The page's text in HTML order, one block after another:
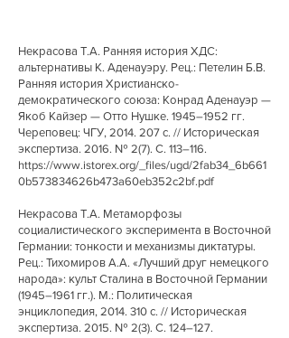
Некрасова Т.А. Ранняя история ХДС:
альтернативы К. Аденауэру. Рец.: Петелин Б.В.
Ранняя история Христианско-
демократического союза: Конрад Аденауэр —
Якоб Кайзер — Отто Нушке. 1945–1952 гг.
Череповец: ЧГУ, 2014. 207 с. // Историческая
экспертиза. 2016. № 2(7). С. 113–116.
https://www.istorex.org/_files/ugd/2fab34_6b661
0b573834626b473a60eb352c2bf.pdf
Некрасова Т.А. Метаморфозы
социалистического эксперимента в Восточной
Германии: тонкости и механизмы диктатуры.
Рец.: Тихомиров А.А. «Лучший друг немецкого
народа»: культ Сталина в Восточной Германии
(1945–1961 гг.). М.: Политическая
энциклопедия, 2014. 310 с. // Историческая
экспертиза. 2015. № 2(3). С. 124–127.